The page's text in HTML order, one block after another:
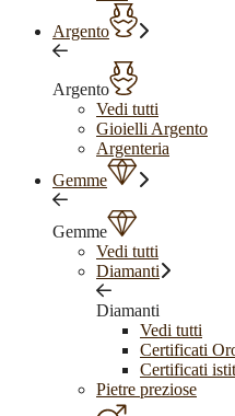
Argento
Argento
Vedi tutti
Gioielli Argento
Argenteria
Gemme
Gemme
Vedi tutti
Diamanti
Diamanti
Vedi tutti
Certificati
Certificati
Pietre preziose